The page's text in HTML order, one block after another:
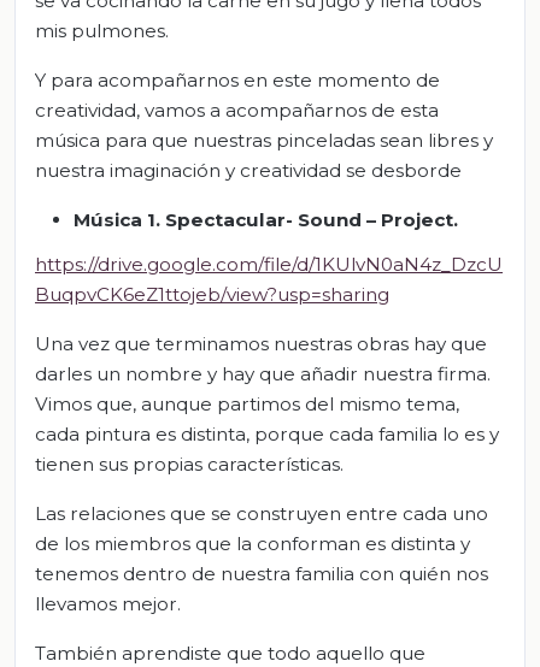
mis pulmones.
Y para acompañarnos en este momento de
creatividad, vamos a acompañarnos de esta
música para que nuestras pinceladas sean libres y
nuestra imaginación y creatividad se desborde
Música 1. Spectacular- Sound – Project.
https://drive.google.com/file/d/1KUlvN0aN4z_DzcU
BuqpvCK6eZ1ttojeb/view?usp=sharing
Una vez que terminamos nuestras obras hay que
darles un nombre y hay que añadir nuestra firma.
Vimos que, aunque partimos del mismo tema,
cada pintura es distinta, porque cada familia lo es y
tienen sus propias características.
Las relaciones que se construyen entre cada uno
de los miembros que la conforman es distinta y
tenemos dentro de nuestra familia con quién nos
llevamos mejor.
También aprendiste que todo aquello que